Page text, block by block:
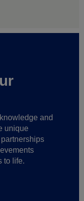
and
unique
to life.